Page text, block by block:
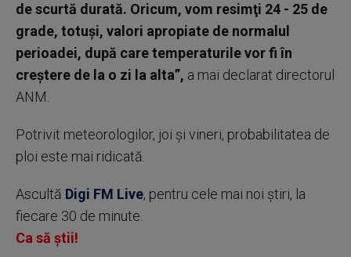
de scurtă durată. Oricum, vom resimţi 24 - 25 de
grade, totuşi, valori apropiate de normalul
perioadei, după care temperaturile vor fi în
creştere de la o zi la alta”, a mai declarat directorul
ANM.
Potrivit meteorologilor, joi şi vineri, probabilitatea de
ploi este mai ridicată.
Ascultă Digi FM Live, pentru cele mai noi știri, la
fiecare 30 de minute.
Ca să știi!